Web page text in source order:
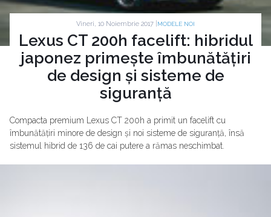
Vineri, 10 Noiembrie 2017 | MODELE NOI
Lexus CT 200h facelift: hibridul
japonez primește îmbunătățiri
de design și sisteme de
siguranță
Compacta premium Lexus CT 200h a primit un facelift cu
îmbunătățiri minore de design și noi sisteme de siguranță, însă
sistemul hibrid de 136 de cai putere a rămas neschimbat.